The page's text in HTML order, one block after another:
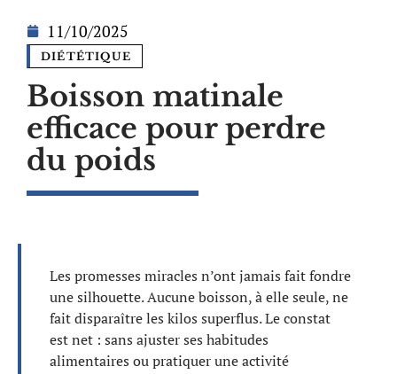
11/10/2025
DIÉTÉTIQUE
Boisson matinale
efficace pour perdre
du poids
Les promesses miracles n’ont jamais fait fondre
une silhouette. Aucune boisson, à elle seule, ne
fait disparaître les kilos superflus. Le constat
est net : sans ajuster ses habitudes
alimentaires ou pratiquer une activité